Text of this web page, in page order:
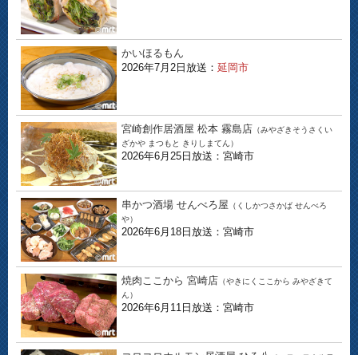
かいほるもん
2026年7月2日放送： 延岡市
宮崎創作居酒屋 松本 霧島店 （みやざきそうさくい
ざかや まつもと きりしまてん）
2026年6月25日放送：宮崎市
串かつ酒場 せんべろ屋 （くしかつさかば せんべろ
や）
2026年6月18日放送：宮崎市
焼肉ここから 宮崎店 （やきにくここから みやざきて
ん）
2026年6月11日放送：宮崎市